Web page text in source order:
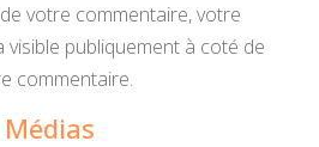
votre commentaire, votre
publiquement à coté de
commentaire.
Médias